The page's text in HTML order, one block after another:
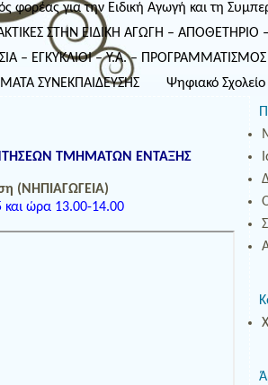
φορέας για την Ειδική Αγωγή και τη
ΣΤΗΝ ΕΙΔΙΚΗ ΑΓΩΓΗ – ΑΠΟΘΕΤΗΡΙΟ –
– ΕΓΚΥΚΛΙΟΙ – Υ.Α. –
ΣΥΝΕΚΠΑΙΔΕΥΣΗΣ
Ψηφιακό Σχολείο
ΤΜΗΜΑΤΩΝ ΕΝΤΑΞΗΣ
(ΝΗΠΙΑΓΩΓΕΙΑ)
ώρα 13.00-14.00